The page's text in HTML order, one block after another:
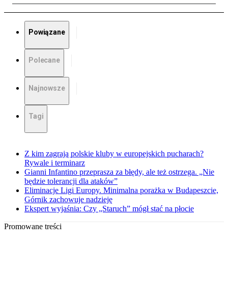
Powiązane
Polecane
Najnowsze
Tagi
Z kim zagrają polskie kluby w europejskich pucharach?
Rywale i terminarz
Gianni Infantino przeprasza za błędy, ale też ostrzega. „Nie
będzie tolerancji dla ataków”
Eliminacje Ligi Europy. Minimalna porażka w Budapeszcie,
Górnik zachowuje nadzieję
Ekspert wyjaśnia: Czy „Staruch” mógł stać na płocie
Promowane treści